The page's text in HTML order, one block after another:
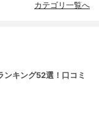
カテゴリ一覧へ
ンキング52選！口コミ